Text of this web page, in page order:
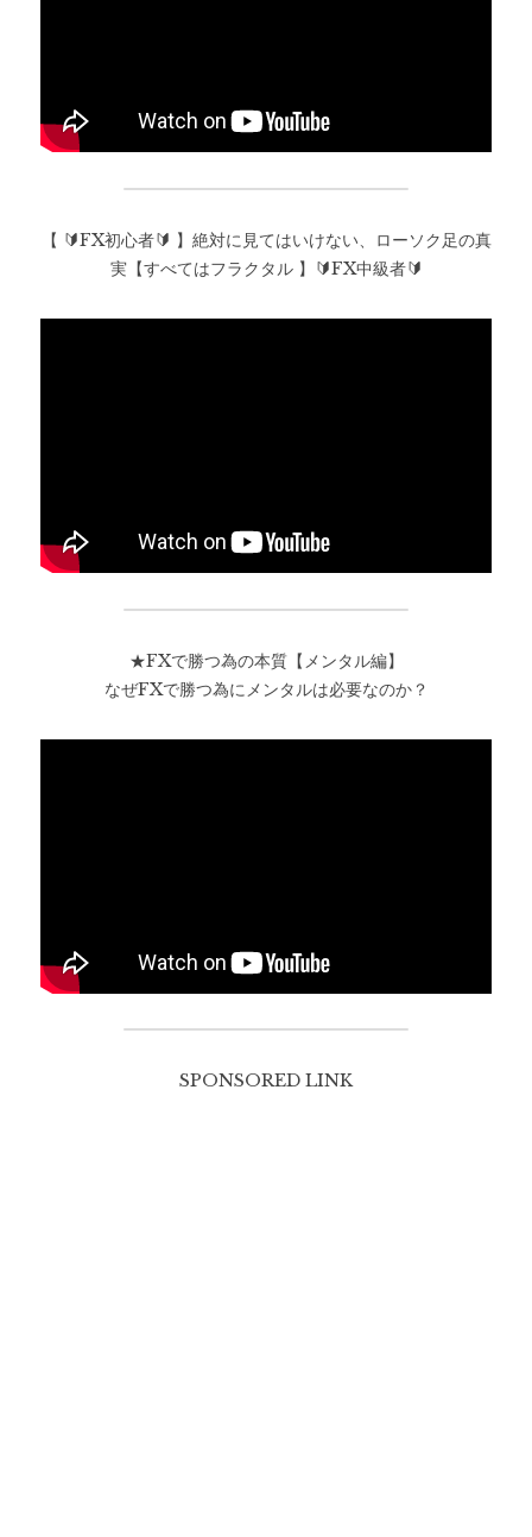
【 🔰FX初心者🔰 】絶対に見てはいけない、ローソク足の真
実【すべてはフラクタル 】🔰FX中級者🔰
★FXで勝つ為の本質【メンタル編】
なぜFXで勝つ為にメンタルは必要なのか？
SPONSORED LINK